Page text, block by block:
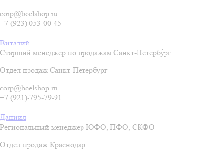
corp@boelshop.ru
+7 (923) 053-00-45
Виталий
Старший менеджер по продажам Санкт-Петербу́рг
Отдел продаж Санкт-Петербург
corp@boelshop.ru
+7 (921)-795-79-91
Даниил
Региональный менеджер ЮФО, ПФО, СКФО
Отдел продаж Краснодар